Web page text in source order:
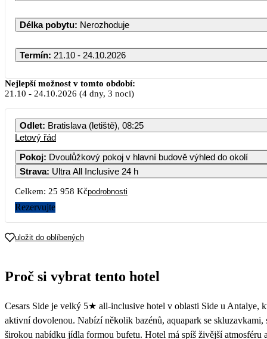
Délka pobytu: Nerozhoduje
Termín: 21.10 - 24.10.2026
Říjen 2026
PO ÚT ST ČT PÁ
15 059 12 929
5
18 119 17 609
Nejlepší možnost v tomto období:
21.10 - 24.10.2026 (4 dny, 3 noci)
Odlet: Bratislava (letiště), 08:25
Letový řád
Pokoj: Dvoulůžkový pokoj v hlavní budově výhled do okolí
Strava: Ultra All Inclusive 24 h
Celkem: 25 958 Kčpodrobnosti
Rezervujte
uložit do oblíbených
Proč si vybrat tento hotel
Cesars Side je velký 5★ all-inclusive hotel v oblasti Side u Antalye,
aktivní dovolenou. Nabízí několik bazénů, aquapark se
širokou nabídku jídla formou bufetu. Hotel má spíš živější atmosféru